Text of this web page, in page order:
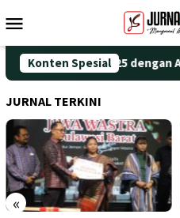
ke
Mobile
Konten Spesial
HUT ke-25 dengan
JURNAL TERKINI
«